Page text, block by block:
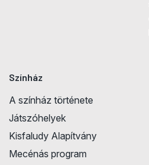
Színház
A színház története
Játszóhelyek
Kisfaludy Alapítvány
Mecénás program